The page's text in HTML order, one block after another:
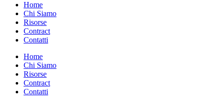
Home
Chi Siamo
Risorse
Contract
Contatti
Home
Chi Siamo
Risorse
Contract
Contatti